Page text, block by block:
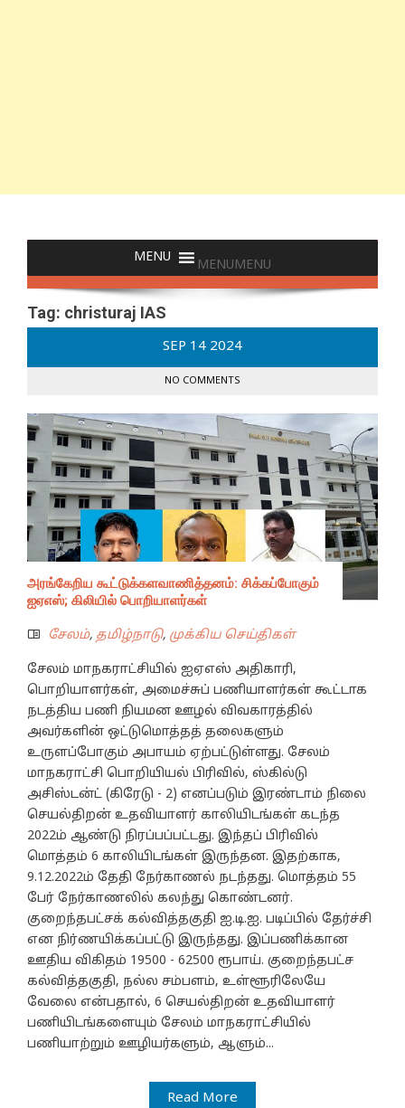
MENUMENU
Tag: christuraj IAS
SEP 14 2024
NO COMMENTS
அரங்கேறிய கூட்டுக்களவாணித்தனம்: சிக்கப்போகும்
ஐஏஎஸ்; கிலியில் பொறியாளர்கள்
சேலம், தமிழ்நாடு, முக்கிய செய்திகள்
சேலம் மாநகராட்சியில் ஐஏஎஸ் அதிகாரி,
பொறியாளர்கள், அமைச்சுப் பணியாளர்கள் கூட்டாக
நடத்திய பணி நியமன ஊழல் விவகாரத்தில்
அவர்களின் ஒட்டுமொத்தத் தலைகளும்
உருளப்போகும் அபாயம் ஏற்பட்டுள்ளது. சேலம்
மாநகராட்சி பொறியியல் பிரிவில், ஸ்கில்டு
அசிஸ்டன்ட் (கிரேடு - 2) எனப்படும் இரண்டாம் நிலை
செயல்திறன் உதவியாளர் காலியிடங்கள் கடந்த
2022ம் ஆண்டு நிரப்பப்பட்டது. இந்தப் பிரிவில்
மொத்தம் 6 காலியிடங்கள் இருந்தன. இதற்காக,
9.12.2022ம் தேதி நேர்காணல் நடந்தது. மொத்தம் 55
பேர் நேர்காணலில் கலந்து கொண்டனர்.
குறைந்தபட்சக் கல்வித்தகுதி ஐ.டி.ஐ. படிப்பில் தேர்ச்சி
என நிர்ணயிக்கப்பட்டு இருந்தது. இப்பணிக்கான
ஊதிய விகிதம் 19500 - 62500 ரூபாய். குறைந்தபட்ச
கல்வித்தகுதி, நல்ல சம்பளம், உள்ளூரிலேயே
வேலை என்பதால், 6 செயல்திறன் உதவியாளர்
பணியிடங்களையும் சேலம் மாநகராட்சியில்
பணியாற்றும் ஊழியர்களும், ஆளும்...
Read More